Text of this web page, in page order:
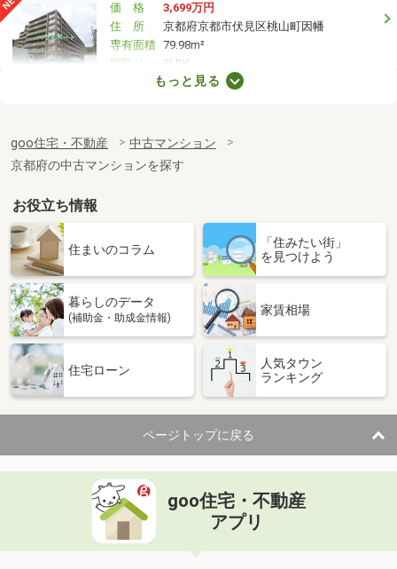
価 格
3,699万円
住 所
京都府京都市伏見区桃山町因幡
専有面積 79.98m²
間取り
3LDK
価 格
3,699万円
住 所
京都府京都市伏見区桃山町因幡
京都府京都市伏見区深草越後屋敷町
価 格
2,490万円
住 所
京都府京都市伏見区深草越後屋敷町
専有面積 62.35m²
京都府京都市上京区射場町小川通寺之内下る
価 格
7,080万円
京都府京都市上京区射場町小川通寺之
内下る
間取り
京都府京都市右京区嵯峨広沢御所ノ内町
2,090万円
もっと見る
goo住宅・不動産
中古マンション
京都府の中古マンションを探す
お役立ち情報
住まいのコラム
「住みたい街」
を見つけよう
暮らしのデータ
(補助金・助成金情報)
家賃相場
住宅ローン
人気タウン
ランキング
ページトップに戻る
goo住宅・不動産
アプリ